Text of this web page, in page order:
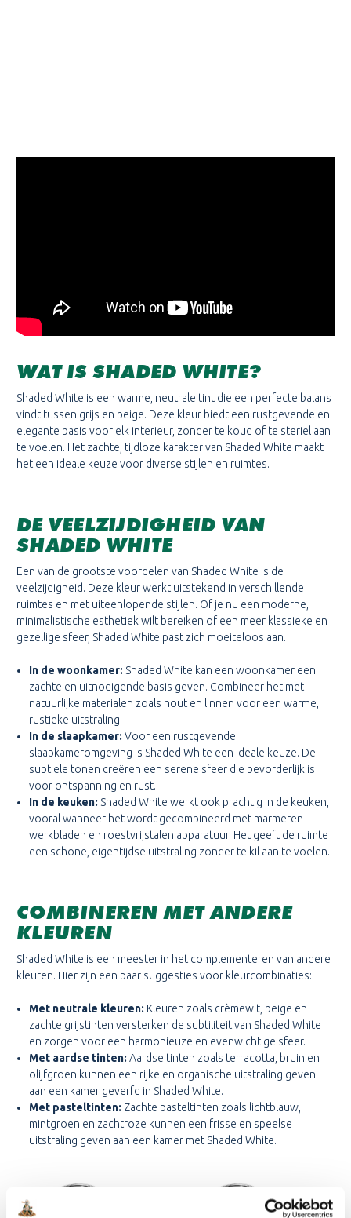
WAT IS SHADED WHITE?
Shaded White is een warme, neutrale tint die een perfecte balans
vindt tussen grijs en beige. Deze kleur biedt een rustgevende en
elegante basis voor elk interieur, zonder te koud of te steriel aan
te voelen. Het zachte, tijdloze karakter van Shaded White maakt
het een ideale keuze voor diverse stijlen en ruimtes.
DE VEELZIJDIGHEID VAN
SHADED WHITE
Een van de grootste voordelen van Shaded White is de
veelzijdigheid. Deze kleur werkt uitstekend in verschillende
ruimtes en met uiteenlopende stijlen. Of je nu een moderne,
minimalistische esthetiek wilt bereiken of een meer klassieke en
gezellige sfeer, Shaded White past zich moeiteloos aan.
In de woonkamer: Shaded White kan een woonkamer een
zachte en uitnodigende basis geven. Combineer het met
natuurlijke materialen zoals hout en linnen voor een warme,
rustieke uitstraling.
In de slaapkamer: Voor een rustgevende
slaapkameromgeving is Shaded White een ideale keuze. De
subtiele tonen creëren een serene sfeer die bevorderlijk is
voor ontspanning en rust.
In de keuken: Shaded White werkt ook prachtig in de keuken,
vooral wanneer het wordt gecombineerd met marmeren
werkbladen en roestvrijstalen apparatuur. Het geeft de ruimte
een schone, eigentijdse uitstraling zonder te kil aan te voelen.
COMBINEREN MET ANDERE
KLEUREN
Shaded White is een meester in het complementeren van andere
kleuren. Hier zijn een paar suggesties voor kleurcombinaties:
Met neutrale kleuren: Kleuren zoals crèmewit, beige en
zachte grijstinten versterken de subtiliteit van Shaded White
en zorgen voor een harmonieuze en evenwichtige sfeer.
Met aardse tinten:Aardse tinten zoals terracotta, bruin en
olijfgroen kunnen een rijke en organische uitstraling geven
aan een kamer geverfd in Shaded White.
Met pasteltinten: Zachte pasteltinten zoals lichtblauw,
mintgroen en zachtroze kunnen een frisse en speelse
uitstraling geven aan een kamer met Shaded White.